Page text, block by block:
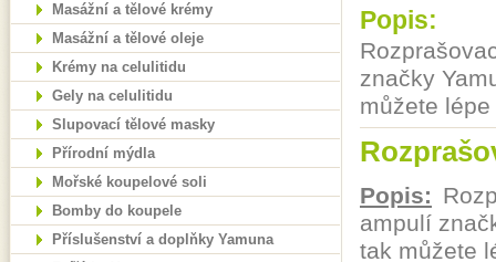
Masážní a tělové krémy
Masážní a tělové oleje
Krémy na celulitidu
Gely na celulitidu
Slupovací tělové masky
Přírodní mýdla
Mořské koupelové soli
Bomby do koupele
Příslušenství a doplňky Yamuna
Popis:
značky
můžete
Popis:
ampulí
tak můžete